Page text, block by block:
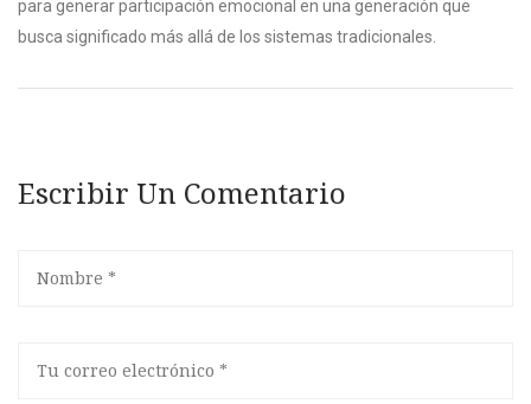
para generar participación emocional en una generación que
busca significado más allá de los sistemas tradicionales.
Escribir Un Comentario